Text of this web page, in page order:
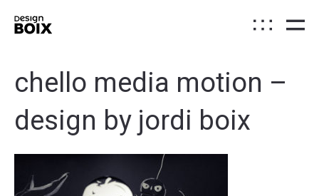
chello media motion –
design by jordi boix